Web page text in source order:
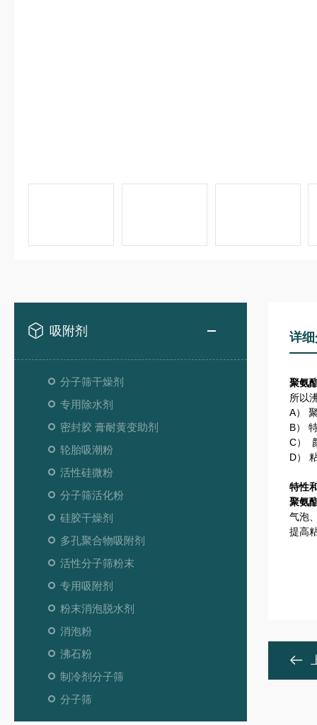
吸附剂
分子筛干燥剂
专用除水剂
密封胶 膏耐黄变助剂
轮胎吸潮粉
活性硅微粉
分子筛活化粉
硅胶干燥剂
多孔聚合物吸附剂
活性分子筛粉末
专用吸附剂
粉末消泡脱水剂
消泡粉
沸石粉
制冷剂分子筛
分子筛
详
聚氨
所以
A）
B）
C）
D）
特性
聚氨
气泡
提高